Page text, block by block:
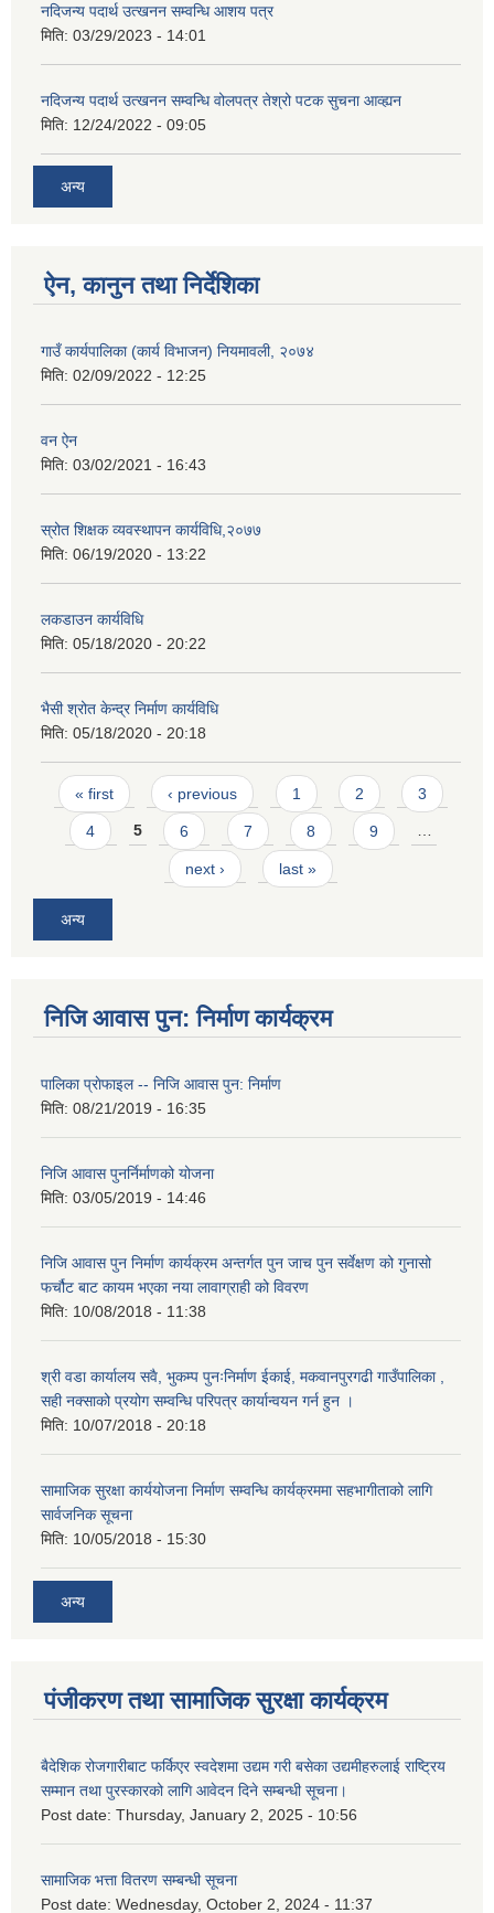
नदिजन्य पदार्थ उत्खनन सम्वन्धि आशय पत्र
मिति: 03/29/2023 - 14:01
नदिजन्य पदार्थ उत्खनन सम्वन्धि वोलपत्र तेश्रो पटक सुचना आव्ह्यन
मिति: 12/24/2022 - 09:05
अन्य
ऐन, कानुन तथा निर्देशिका
गाउँ कार्यपालिका (कार्य विभाजन) नियमावली, २०७४
मिति: 02/09/2022 - 12:25
वन ऐन
मिति: 03/02/2021 - 16:43
स्रोत शिक्षक व्यवस्थापन कार्यविधि,२०७७
मिति: 06/19/2020 - 13:22
लकडाउन कार्यविधि
मिति: 05/18/2020 - 20:22
भैसी श्रोत केन्द्र निर्माण कार्यविधि
मिति: 05/18/2020 - 20:18
Pages
« first ‹ previous 1 2 3
4 5 6 7 8 9 …
next › last »
अन्य
निजि आवास पुन: निर्माण कार्यक्रम
पालिका प्राेफाइल -- निजि आवास पुन: निर्माण
मिति: 08/21/2019 - 16:35
निजि आवास पुनर्निर्माणको योजना
मिति: 03/05/2019 - 14:46
निजि आवास पुन निर्माण कार्यक्रम अन्तर्गत पुन जाच पुन सर्वेक्षण को गुनासो
फर्चौट बाट कायम भएका नया लावाग्राही को विवरण
मिति: 10/08/2018 - 11:38
श्री वडा कार्यालय सवै, भुकम्प पुनःनिर्माण ईकाई, मकवानपुरगढी गाउँपालिका ,
सही नक्साको प्रयोग सम्वन्धि परिपत्र कार्यान्वयन गर्न हुन ।
मिति: 10/07/2018 - 20:18
सामाजिक सुरक्षा कार्ययोजना निर्माण सम्वन्धि कार्यक्रममा सहभागीताको लागि
सार्वजनिक सूचना
मिति: 10/05/2018 - 15:30
अन्य
पंजीकरण तथा सामाजिक सुरक्षा कार्यक्रम
बैदेशिक रोजगारीबाट फर्किएर स्वदेशमा उद्यम गरी बसेका उद्यमीहरुलाई राष्‍ट्रिय
सम्मान तथा पुरस्कारको लागि आवेदन दिने सम्बन्धी सूचना।
Post date: Thursday, January 2, 2025 - 10:56
सामाजिक भत्ता वितरण सम्बन्धी सूचना
Post date: Wednesday, October 2, 2024 - 11:37